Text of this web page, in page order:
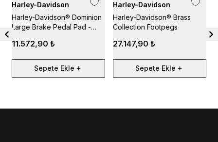
Harley-Davidson
Harley-Davidson® Dominion
Large Brake Pedal Pad -
11.572,90 ₺
Sepete Ekle
Harley-Davidson
Harley-Davidson® Brass
Collection Footpegs
27.147,90 ₺
Sepete Ekle